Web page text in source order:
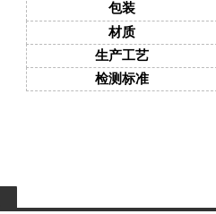
包装
材质
生产工艺
检测标准